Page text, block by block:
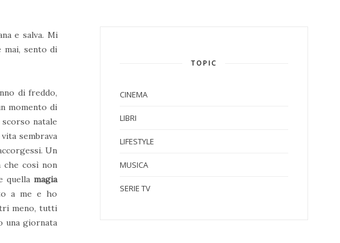
e salva. Mi
mai, sento di
di freddo,
momento di
natale
sembrava
Un
che così non
quella magia
a me e ho
meno, tutti
una giornata
TOPIC
CINEMA
LIBRI
LIFESTYLE
MUSICA
SERIE TV